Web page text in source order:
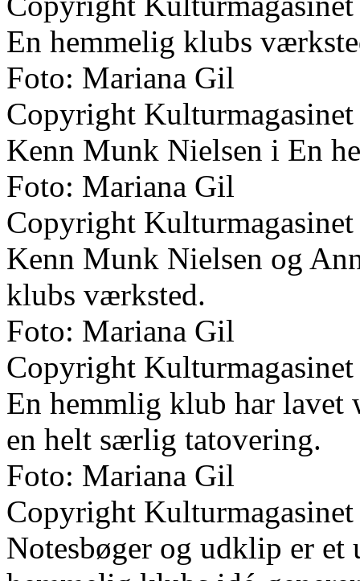
En hemmelig klubs
Foto: Mariana Gil
Copyright
Kenn Munk Nielsen i En
Foto: Mariana Gil
Copyright
Kenn Munk Nielsen og
klubs værksted.
Foto: Mariana Gil
Copyright
En hemmlig klub har lavet
en helt særlig tatovering.
Foto: Mariana Gil
Copyright
Notesbøger og udklip er